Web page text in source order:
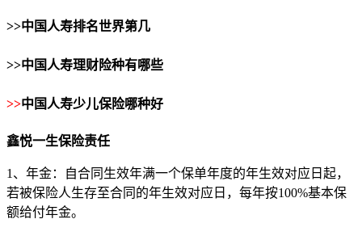
>>中国人寿排名世界第几
>>中国人寿理财险种有哪些
>>中国人寿少儿保险哪种好
鑫悦一生保险责任
1、年金：自合同生效年满一个保单年度的年生效对应日起，
若被保险人生存至合同的年生效对应日，每年按100%基本保
额给付年金。